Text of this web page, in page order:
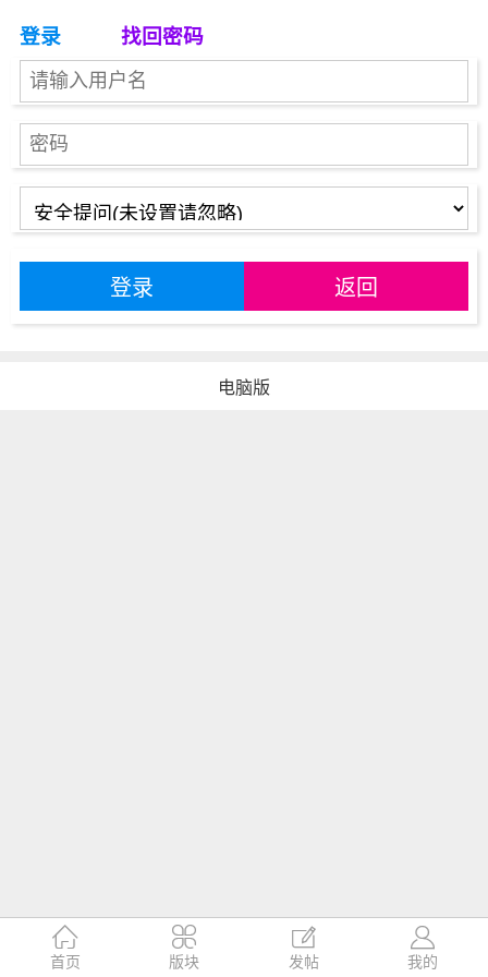
登录 找回密码
登录 返回

首页

版块

发帖

我的
电脑版